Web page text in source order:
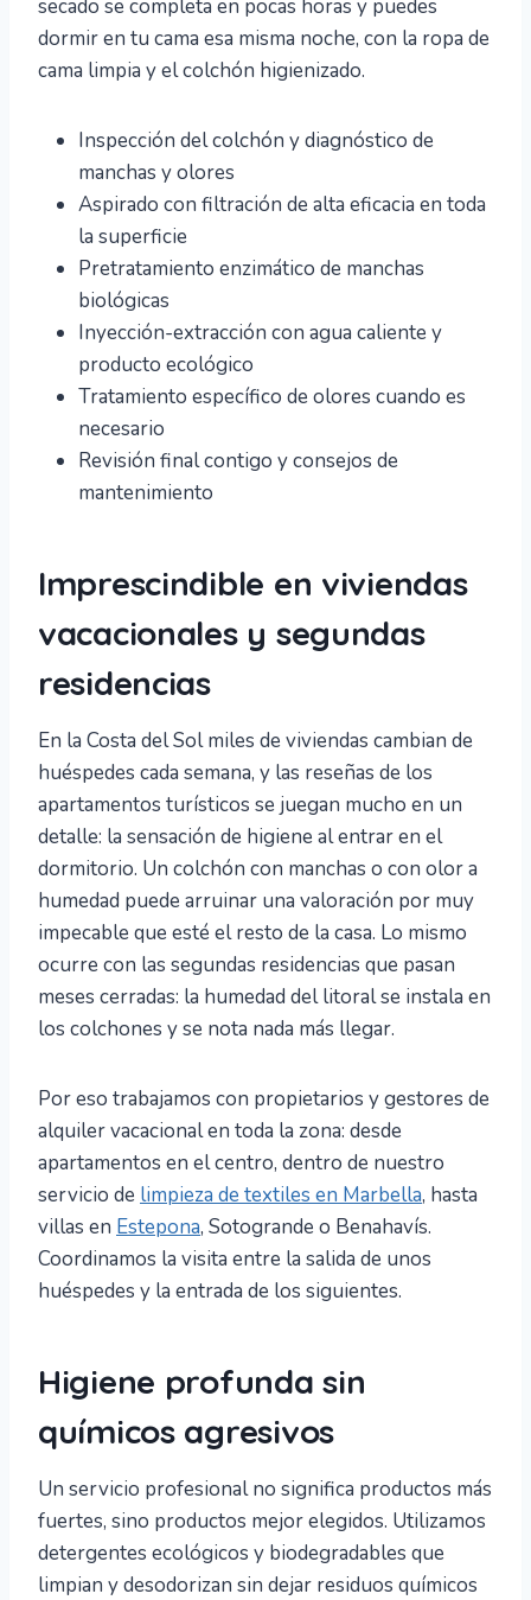
secado se completa en pocas horas y puedes
dormir en tu cama esa misma noche, con la ropa de
cama limpia y el colchón higienizado.
Inspección del colchón y diagnóstico de
manchas y olores
Aspirado con filtración de alta eficacia en toda
la superficie
Pretratamiento enzimático de manchas
biológicas
Inyección-extracción con agua caliente y
producto ecológico
Tratamiento específico de olores cuando es
necesario
Revisión final contigo y consejos de
mantenimiento
Imprescindible en viviendas
vacacionales y segundas
residencias
En la Costa del Sol miles de viviendas cambian de
huéspedes cada semana, y las reseñas de los
apartamentos turísticos se juegan mucho en un
detalle: la sensación de higiene al entrar en el
dormitorio. Un colchón con manchas o con olor a
humedad puede arruinar una valoración por muy
impecable que esté el resto de la casa. Lo mismo
ocurre con las segundas residencias que pasan
meses cerradas: la humedad del litoral se instala en
los colchones y se nota nada más llegar.
Por eso trabajamos con propietarios y gestores de
alquiler vacacional en toda la zona: desde
apartamentos en el centro, dentro de nuestro
servicio de limpieza de textiles en Marbella, hasta
villas en Estepona, Sotogrande o Benahavís.
Coordinamos la visita entre la salida de unos
huéspedes y la entrada de los siguientes.
Higiene profunda sin
químicos agresivos
Un servicio profesional no significa productos más
fuertes, sino productos mejor elegidos. Utilizamos
detergentes ecológicos y biodegradables que
limpian y desodorizan sin dejar residuos químicos